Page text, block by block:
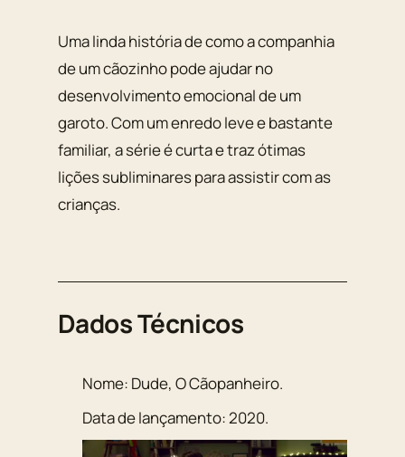
Uma linda história de como a companhia
de um cãozinho pode ajudar no
desenvolvimento emocional de um
garoto. Com um enredo leve e bastante
familiar, a série é curta e traz ótimas
lições subliminares para assistir com as
crianças.
Dados Técnicos
Nome: Dude, O Cãopanheiro.
Data de lançamento:2020.